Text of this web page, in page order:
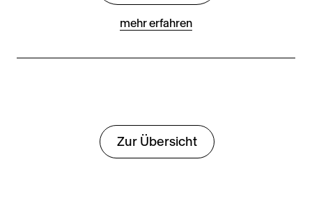
mehr erfahren
Zur Übersicht